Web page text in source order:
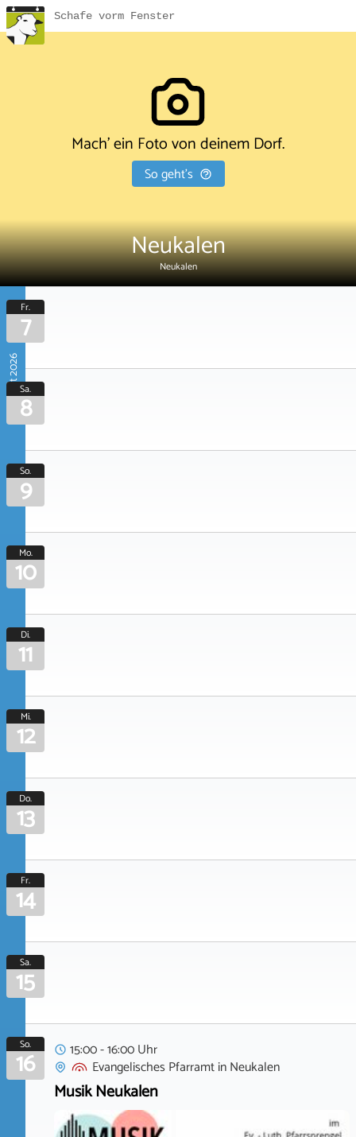
Schafe vorm Fenster
Mach' ein Foto von deinem Dorf.
So geht's
Neukalen
Neukalen
August 2026
Fr.
7
Sa.
8
So.
9
Mo.
10
Di.
11
Mi.
12
Do.
13
Fr.
14
Sa.
15
So.
16
15:00 - 16:00 Uhr
Evangelisches PfarramtinNeukalen
Musik Neukalen